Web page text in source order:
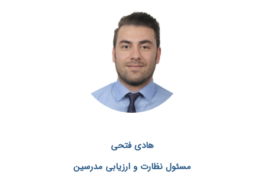
هادی فتحی
مسئول نظارت و ارزیابی مدرسین